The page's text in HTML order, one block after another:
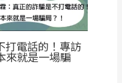
打電話的！專訪
來就是一場騙